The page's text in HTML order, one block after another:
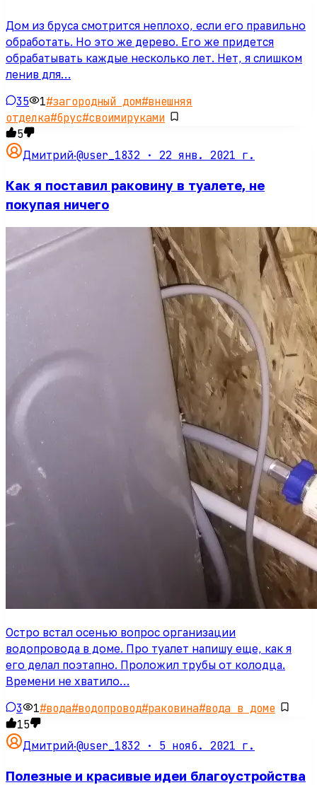
Дом из бруса смотрится неплохо, если его правильно
обработать. Но это же дерево. Его же придется
обрабатывать каждые несколько лет. Нет, я слишком
ленив для…
35 1#загородный дом#внешняя
отделка#брус#своимируками
5
Дмитрий·@user_1832 · 22 янв. 2021 г.
Как я поставил раковину в туалете, не
покупая ничего
Остро встал осенью вопрос организации
водопровода в доме. Про туалет напишу еще, как я
его делал поэтапно. Проложил трубы от колодца.
Времени не хватило…
3 1#вода#водопровод#раковина#вода в доме
15
Дмитрий·@user_1832 · 5 нояб. 2021 г.
Полезные и красивые идеи благоустройства